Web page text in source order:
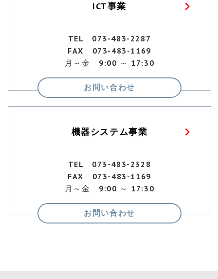
ICT事業
TEL 073-483-2287
FAX 073-483-1169
月～金 9:00 ～ 17:30
お問い合わせ
機器システム事業
TEL 073-483-2328
FAX 073-483-1169
月～金 9:00 ～ 17:30
お問い合わせ